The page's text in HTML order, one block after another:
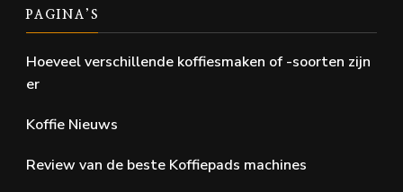
PAGINA’S
Hoeveel verschillende koffiesmaken of -soorten zijn
er
Koffie Nieuws
Review van de beste Koffiepads machines